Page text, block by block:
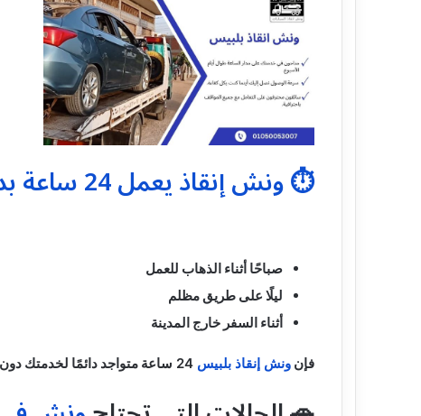
⏱️ ونش إنقاذ يعمل 24 ساعة بدون توقف في بلبيس
صباحًا أثناء الذهاب للعمل
ليلًا على طريق مظلم
أثناء السفر خارج المدينة
فإن ونش إنقاذ بلبيس متواجد دائمًا لخدمتك